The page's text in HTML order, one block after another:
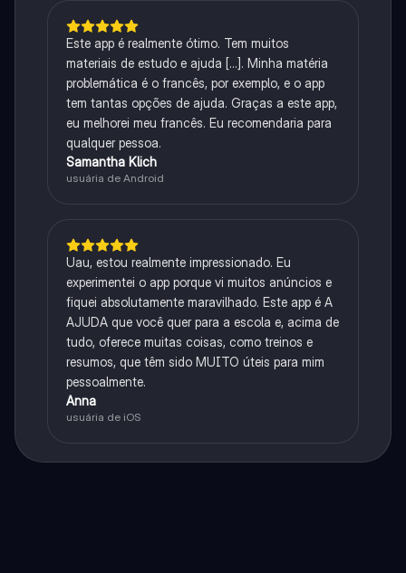
Este app é realmente ótimo. Tem muitos
materiais de estudo e ajuda [...]. Minha matéria
problemática é o francês, por exemplo, e o app
tem tantas opções de ajuda. Graças a este app,
eu melhorei meu francês. Eu recomendaria para
qualquer pessoa.
Samantha Klich
usuária de Android
Uau, estou realmente impressionado. Eu
experimentei o app porque vi muitos anúncios e
fiquei absolutamente maravilhado. Este app é A
AJUDA que você quer para a escola e, acima de
tudo, oferece muitas coisas, como treinos e
resumos, que têm sido MUITO úteis para mim
pessoalmente.
Anna
usuária de iOS